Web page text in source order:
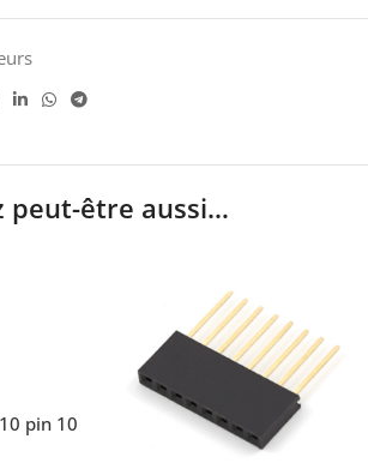
peut-être aussi…
pin 10